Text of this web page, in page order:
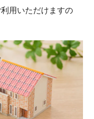
用いただけますの